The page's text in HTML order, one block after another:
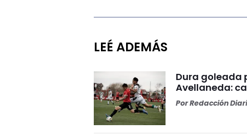
LEÉ ADEMÁS
Dura goleada
Avellaneda:
PorRedacción